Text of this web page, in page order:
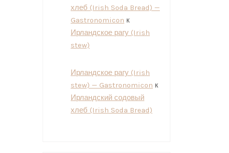
хлеб (Irish Soda Bread) —
Gastronomicon к
Ирландское рагу (Irish
stew)
Ирландское рагу (Irish
stew) — Gastronomicon к
Ирландский содовый
хлеб (Irish Soda Bread)